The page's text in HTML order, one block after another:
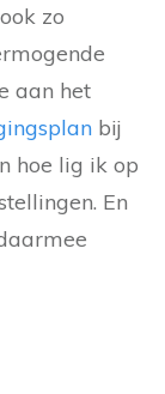
zo
aan het
bij
hoe lig ik op
En